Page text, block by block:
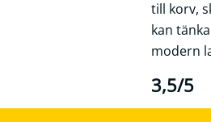
till korv,
kan
modern
3,5/5